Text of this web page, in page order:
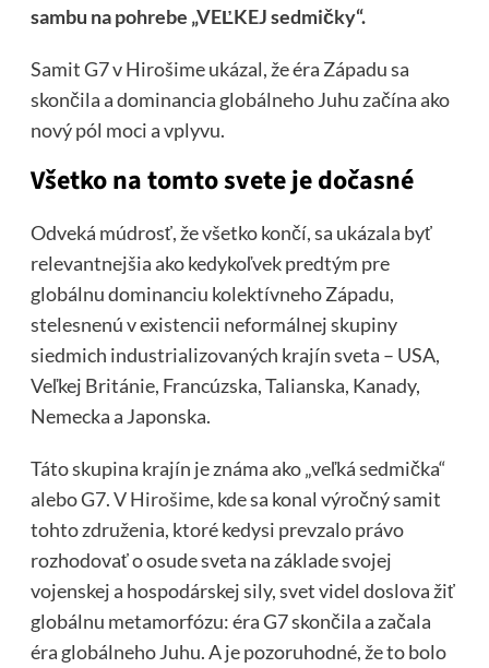
sambu na pohrebe „VEĽKEJ sedmičky“.
Samit G7 v Hirošime ukázal, že éra Západu sa
skončila a dominancia globálneho Juhu začína ako
nový pól moci a vplyvu.
Všetko na tomto svete je dočasné
Odveká múdrosť, že všetko končí, sa ukázala byť
relevantnejšia ako kedykoľvek predtým pre
globálnu dominanciu kolektívneho Západu,
stelesnenú v existencii neformálnej skupiny
siedmich industrializovaných krajín sveta – USA,
Veľkej Británie, Francúzska, Talianska, Kanady,
Nemecka a Japonska.
Táto skupina krajín je známa ako „veľká sedmička“
alebo G7.V Hirošime, kdesa konal výročný samit
tohto združenia, ktoré kedysi prevzalo právo
rozhodovať o osude sveta na základe svojej
vojenskej a hospodárskej sily, svet videl doslova žiť
globálnu metamorfózu: éra G7 skončila a začala
éra globálneho Juhu. A je pozoruhodné, že to bolo